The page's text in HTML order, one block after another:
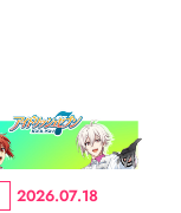
2026.07.18